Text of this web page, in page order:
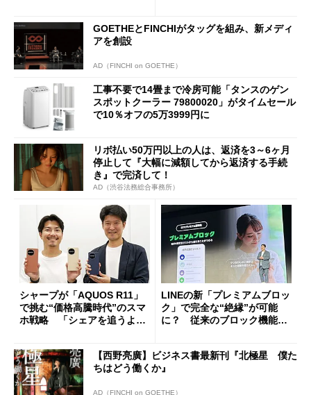
GOETHEとFINCHIがタッグを組み、新メディ
アを創設
AD（FINCHI on GOETHE）
工事不要で14畳まで冷房可能「タンスのゲン
スポットクーラー 79800020」がタイムセール
で10％オフの5万3999円に
リボ払い50万円以上の人は、返済を3～6ヶ月
停止して『大幅に減額してから返済する手続
き』で完済して！
AD（渋谷法務総合事務所）
シャープが「AQUOS R11」
で挑む“価格高騰時代”のスマ
ホ戦略 「シェアを追うより
LINEの新「プレミアムブロッ
ク」で完全な“絶縁”が可能
に？ 従来のブロック機能と
【西野亮廣】ビジネス書最新刊『北極星 僕た
ちはどう働くか』
AD（FINCHI on GOETHE）